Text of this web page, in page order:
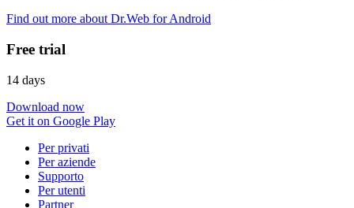
Find out more about Dr.Web for Android
Free trial
14 days
Download now
Get it on Google Play
Per privati
Per aziende
Supporto
Per utenti
Partner